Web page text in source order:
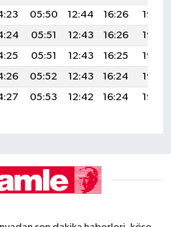
05:50 12:44 16:26
19:27
05:51 12:43 16:26
19:26
05:51 12:43 16:25
19:25
05:52 12:43 16:24
19:23
05:53 12:42 16:24 19:22